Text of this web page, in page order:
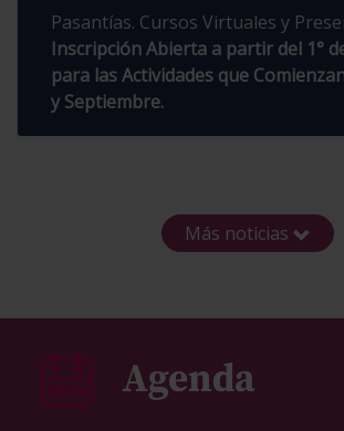
Pasantías. Cursos Virtuales y
Inscripción Abierta a partir del 1°
para las Actividades que
y Septiembre.
Más noticias